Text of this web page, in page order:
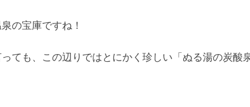
の宝庫ですね！
ても、この辺りではとにかく珍しい「ぬる湯の炭酸